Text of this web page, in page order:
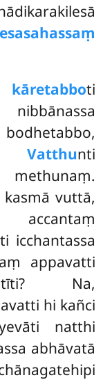
ti
Vatthunti
vuttā,
icchantassa
appavatti
Na,
hi kañci
natthi
abhāvatā